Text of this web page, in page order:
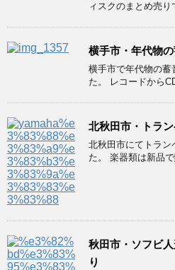
ィスクのまとめ売
横手市・年代物
横手市で年代物の蓄
た。 レコードから
北秋田市・トラ
北秋田市にてトラン
た。 楽器類は新品
秋田市・ソフビ
り